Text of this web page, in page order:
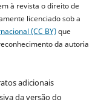
à revista o direito de
licenciado sob a
(CC BY)que
da autoria
adicionais
da versão do